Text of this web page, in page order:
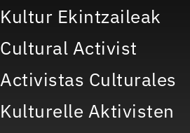
Kultur Ekintzaileak
Cultural Activist
Activistas Culturales
Kulturelle Aktivisten